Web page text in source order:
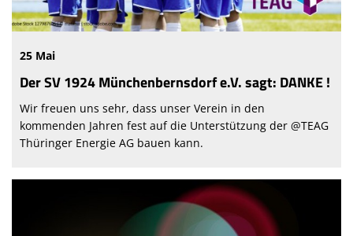
25 Mai
Der SV 1924 Münchenbernsdorf e.V. sagt: DANKE !
Wir freuen uns sehr, dass unser Verein in den
kommenden Jahren fest auf die Unterstützung der @TEAG
Thüringer Energie AG bauen kann.